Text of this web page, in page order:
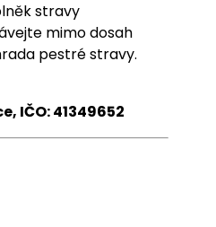
stravy
mimo dosah
pestré stravy.
IČO: 41349652